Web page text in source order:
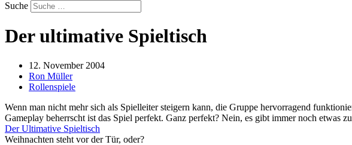
Suche
Der ultimative Spieltisch
12. November 2004
Ron Müller
Rollenspiele
Wenn man nicht mehr sich als Spielleiter steigern kann, die Gruppe hervorragend
Gameplay beherrscht ist das Spiel perfekt. Ganz perfekt? Nein, es gibt immer noch etwas
Der Ultimative Spieltisch
Weihnachten steht vor der Tür, oder?